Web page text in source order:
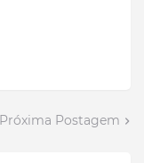
Próxima Postagem